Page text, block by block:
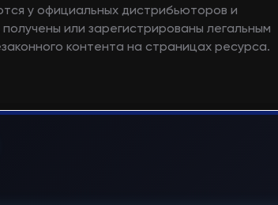
у официальных дистрибьюторов и
или зарегистрированы легальным
контента на страницах ресурса.